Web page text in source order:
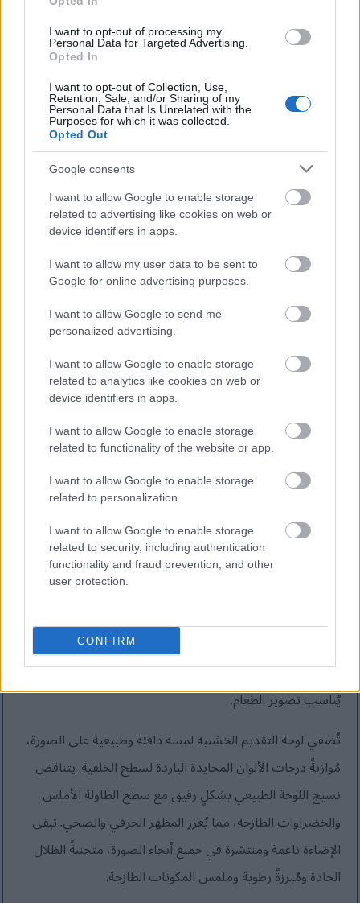
I want to opt-out of processing my
Personal Data for Targeted Advertising.
Opted In
I want to opt-out of Collection, Use,
Retention, Sale, and/or Sharing of my
Personal Data that Is Unrelated with the
Purposes for which it was collected.
Opted Out
Google consents
I want to allow Google to enable storage
related to advertising like cookies on web or
device identifiers in apps.
I want to allow my user data to be sent to
Google for online advertising purposes.
I want to allow Google to send me
personalized advertising.
I want to allow Google to enable storage
related to analytics like cookies on web or
device identifiers in apps.
I want to allow Google to enable storage
related to functionality of the website or app.
I want to allow Google to enable storage
related to personalization.
I want to allow Google to enable storage
related to security, including authentication
functionality and fraud prevention, and other
user protection.
CONFIRM
تُرتب لفائف الخس بشكل قطري على لوح خشبي، مما يخلق
إلى الخلفية. كل لفة محشوة بسخاء بمزيج شهي من المكونات
الصحية. تشمل الحشوة قطع التوفو المتبلة ذات اللون الذهبي
البني مع قشرة خارجية مقرمشة قليلاً، وشرائح رقيقة من
الملفوف الأرجواني، وشرائح الجزر الرفيعة، ومكعبات الفلفل
الأحمر، وقطع الأفوكادو الكريمية، وشرائح البصل الأخضر، وبذور
السمسم المتناثرة. يخلق تنوع الألوان تباينًا لافتًا مع أوراق الخس
الخضراء الزاهية، مما يؤكد على النضارة والقيمة الغذائية.
تبدو أوراق الخس طازجة ورطبة، بقوامها الواضح وثنياتها الرقيقة
التي تُحيط بالحشوة بشكل طبيعي. يُضفي لونها الأخضر الزاهي
لمسة صحية ومنعشة على الصورة. رُصّت الحشوة ببراعة لتُعطي
عمقًا بصريًا ووفرة، مما يجعل اللفائف تبدو شهية وخفيفة
السمسم والأعشاب المفرومة وأسطح الخضراوات اللامعة،
واقعيةً وثراءً ملموسًا على المشهد.
في الخلفية، خارج نطاق التركيز قليلاً، يظهر وعاء صغير من
صلصة غمس كريمية مُغطاة ببذور السمسم الأسود والأبيض.
تُضفي الصلصة لونًا دافئًا إضافيًا وتُلمّح إلى نكهات مُكمّلة دون
أن تُشتّت الانتباه عن الطبق الرئيسي. تُضيف شرائح الليمون
الصحي والنابض بالحياة. تُساهم بعض شرائح البصل الأخضر
المُتناثرة وقطع الخضار على سطح الطاولة في خلق جوٍّ طبيعي
يُناسب تصوير الطعام.
تُضفي لوحة التقديم الخشبية لمسة دافئة وطبيعية على الصورة،
مُوازنةً درجات الألوان المحايدة الباردة لسطح الخلفية. يتناقض
نسيج اللوحة الطبيعي بشكلٍ رقيق مع سطح الطاولة الأملس
والخضراوات الطازجة، مما يُعزز المظهر الحرفي والصحي. تبقى
الإضاءة ناعمة ومنتشرة في جميع أنحاء الصورة، متجنبةً الظلال
الحادة ومُبرزةً رطوبة وملمس المكونات الطازجة.